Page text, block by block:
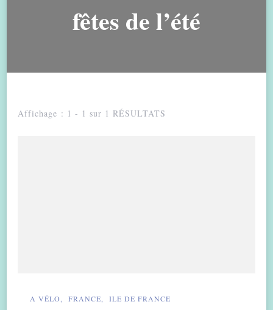
fêtes de l’été
Affichage : 1 - 1 sur 1 RÉSULTATS
A VÉLO FRANCE ILE DE FRANCE